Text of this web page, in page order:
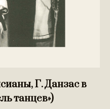
Г. Данзас в
танцев»)